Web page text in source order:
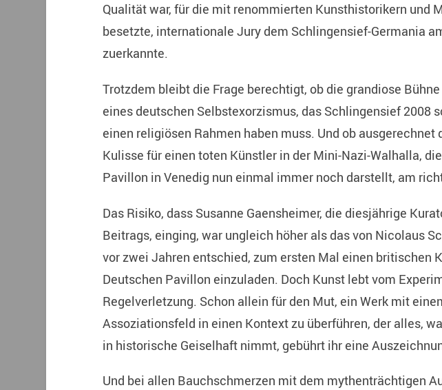
Qualität war, für die mit renommierten Kunsthistorikern und
besetzte, internationale Jury dem Schlingensief-Germania
zuerkannte.
Trotzdem bleibt die Frage berechtigt, ob die grandiose
eines deutschen Selbstexorzismus, das Schlingensief 2008
einen religiösen Rahmen haben muss. Und ob ausgerechnet
Kulisse für einen toten Künstler in der Mini-Nazi-Walhalla,
Pavillon in Venedig nun einmal immer noch darstellt, am
Das Risiko, dass Susanne Gaensheimer, die diesjährige
Beitrags, einging, war ungleich höher als das von Nicolaus
vor zwei Jahren entschied, zum ersten Mal einen britischen
Deutschen Pavillon einzuladen. Doch Kunst lebt vom
Regelverletzung. Schon allein für den Mut, ein Werk mit
Assoziationsfeld in einen Kontext zu überführen, der alles,
in historische Geiselhaft nimmt, gebührt ihr eine
Und bei allen Bauchschmerzen mit dem mythenträchtigen